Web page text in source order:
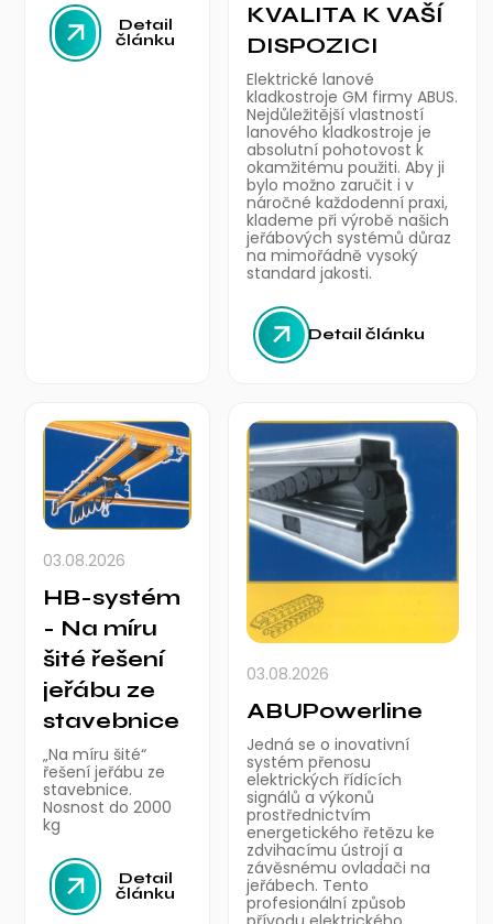
Detail
článku
KVALITA K VAŠÍ
DISPOZICI
Elektrické lanové
kladkostroje GM firmy ABUS.
Nejdůležitější vlastností
lanového kladkostroje je
absolutní pohotovost k
okamžitému použiti. Aby ji
bylo možno zaručit i v
náročné každodenní praxi,
klademe při výrobě našich
jeřábových systémů důraz
na mimořádně vysoký
standard jakosti.
Detail článku
03.08.2026
HB-systém
- Na míru
šité řešení
jeřábu ze
stavebnice
„Na míru šité“
řešení jeřábu ze
stavebnice.
Nosnost do 2000
kg
Detail
článku
03.08.2026
ABUPowerline
Jedná se o inovativní
systém přenosu
elektrických řídících
signálů a výkonů
prostřednictvím
energetického řetězu ke
zdvihacímu ústrojí a
závěsnému ovladači na
jeřábech. Tento
profesionální způsob